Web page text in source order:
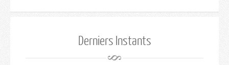
Derniers Instants